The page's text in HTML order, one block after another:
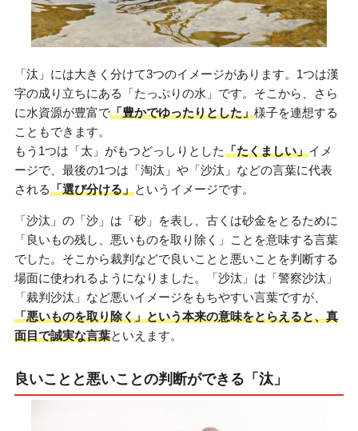
「汰」には大きく分けて3つのイメージがあります。1つは漢
字の成り立ちにある「たっぷりの水」です。そこから、さら
に水資源が豊富で「豊かでゆったりとした」様子を連想する
こともできます。
もう1つは「太」がもつどっしりとした「たくましい」イメ
ージで、最後の1つは「淘汰」や「沙汰」などの言葉に代表
される「選び分ける」というイメージです。
「沙汰」の「沙」は「砂」を表し、古くは砂金をとるために
「良いもの残し、悪いものを取り除く」ことを意味する言葉
でした。そこから裁判などで良いことと悪いことを判断する
場面に使われるようになりました。「沙汰」は「警察沙汰」
「裁判沙汰」など悪いイメージをもちやすい言葉ですが、
「悪いものを取り除く」という本来の意味をとらえると、真
面目で誠実な言葉といえます。
良いことと悪いことの判断ができる「汰」